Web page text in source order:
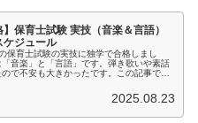
】保育士試験 実技（音楽＆言語）
ケジュール
保育士試験の実技に独学で合格しまし
音楽」と「言語」です。弾き歌いや素話
で不安も大きかったです。この記事で
て私の体験談を交えてご紹介します。
2025.08.23